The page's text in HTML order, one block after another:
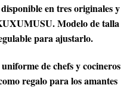
en tres originales y
Modelo de talla
para ajustarlo.
de chefs y cocineros
regalo para los amantes